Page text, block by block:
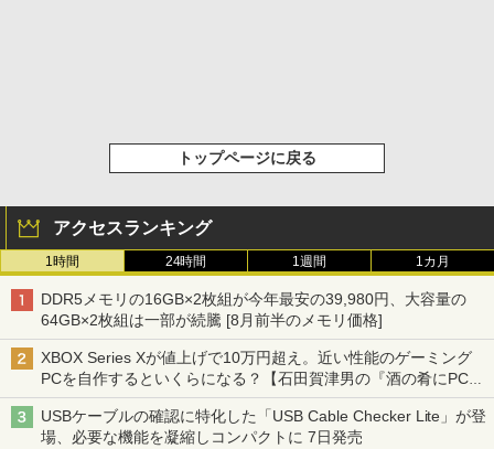
トップページに戻る
アクセスランキング
1時間 24時間 1週間 1カ月
DDR5メモリの16GB×2枚組が今年最安の39,980円、大容量の
64GB×2枚組は一部が続騰 [8月前半のメモリ価格]
XBOX Series Xが値上げで10万円超え。近い性能のゲーミング
PCを自作するといくらになる？【石田賀津男の『酒の肴にPCゲ
ーム』】
USBケーブルの確認に特化した「USB Cable Checker Lite」が登
場、必要な機能を凝縮しコンパクトに 7日発売